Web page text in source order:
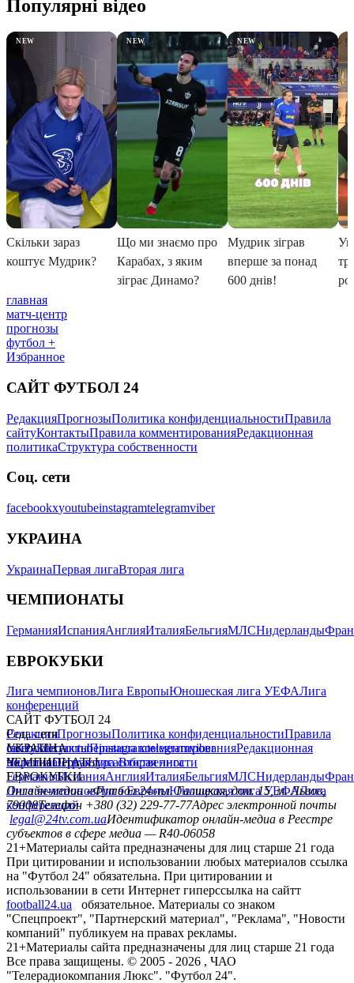
главная
матч-центр
прогнозы
футбол +
Избранное
САЙТ ФУТБОЛ 24
РедакцияПрогнозыПолитика конфиденциальностиПравила
сайтуКонтактыПравила комментированияРедакционная
политикаСтруктура собственности
Соц. сети
facebookxyoutubeinstagramtelegramviber
УКРАИНА
УкраинаПервая лигаВторая лига
ЧЕМПИОНАТЫ
ГерманияИспанияАнглияИталияБельгияМЛСНидерланды
ЕВРОКУБКИ
Лига чемпионовЛига ЕвропыЮношеская лига УЕФАЛига
конференций
САЙТ ФУТБОЛ 24
РедакцияПрогнозыПолитика конфиденциальностиПравила
сайтуКонтактыПравила комментированияРедакционная
политикаСтруктура собственности
Соц. сети
facebookxyoutubeinstagramtelegramviber
УКРАИНА
УкраинаПервая лигаВторая лига
ЧЕМПИОНАТЫ
ГерманияИспанияАнглияИталияБельгияМЛСНидерланды
ЕВРОКУБКИ
Лига чемпионовЛига ЕвропыЮношеская лига УЕФАЛига
конференций
Онлайн-медиа «Футбол 24»пл. Галицкая, дом. 15, м. Львов,
79008Телефон +380 (32) 229-77-77Адрес электронной почты
legal@24tv.com.uaИдентификатор онлайн-медиа в Реестре
субъектов в сфере медиа — R40-06058
21+Материалы сайта предназначены для лиц старше 21 года
При цитировании и использовании любых материалов ссылка
на "Футбол 24" обязательна. При цитировании и
использовании в сети Интернет гиперссылка на сайтт
football24.ua
обязательное. Материалы со знаком
"Спецпроект", "Партнерский материал", "Реклама", "Новости
компаний" публикуем на правах рекламы.
21+Материалы сайта предназначены для лиц старше 21 года
Все права защищены. © 2005 - 2026 , ЧАО
"Телерадиокомпания Люкс". "Футбол 24".